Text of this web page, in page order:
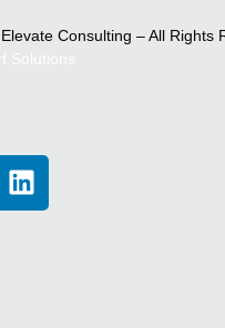
Consulting – All Rights